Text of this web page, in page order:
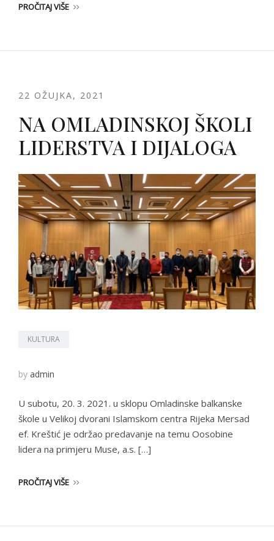
PROČITAJ VIŠE
22 OŽUJKA, 2021
NA OMLADINSKOJ ŠKOLI
LIDERSTVA I DIJALOGA
KULTURA
by admin
U subotu, 20. 3. 2021. u sklopu Omladinske balkanske
škole u Velikoj dvorani Islamskom centra Rijeka Mersad
ef. Kreštić je održao predavanje na temu Oosobine
lidera na primjeru Muse, a.s. […]
PROČITAJ VIŠE